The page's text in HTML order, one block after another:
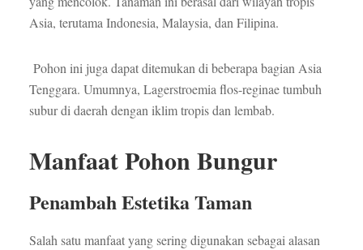
Asia, terutama Indonesia, Malaysia, dan Filipina.
Pohon ini juga dapat ditemukan di beberapa bagian Asia
Tenggara. Umumnya, Lagerstroemia flos-reginae tumbuh
subur di daerah dengan iklim tropis dan lembab.
Manfaat Pohon Bungur
Penambah Estetika Taman
Salah satu manfaat yang sering digunakan sebagai alasan